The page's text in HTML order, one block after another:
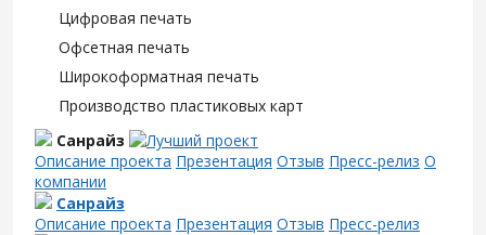
Цифровая печать
Офсетная печать
Широкоформатная печать
Производство пластиковых карт
Санрайз
Описание проекта Презентация Отзыв Пресс-релиз О
компании
Санрайз
Описание проекта Презентация Отзыв Пресс-релиз